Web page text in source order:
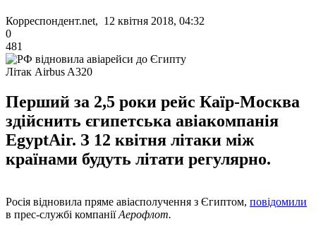
Корреспондент.net, 12 квітня 2018, 04:32
0
481
Літак Airbus A320
Перший за 2,5 роки рейс Каїр-Москва
здійснить єгипетська авіакомпанія
EgyptAir. З 12 квітня літаки між
країнами будуть літати регулярно.
Росія відновила пряме авіасполучення з Єгиптом, повідомили
в прес-службі компаніїАерофлот.